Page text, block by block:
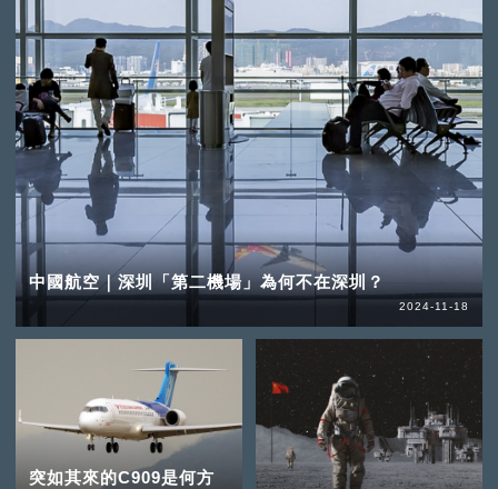
中國航空｜深圳「第二機場」為何不在深圳？
2024-11-18
突如其來的C909是何方